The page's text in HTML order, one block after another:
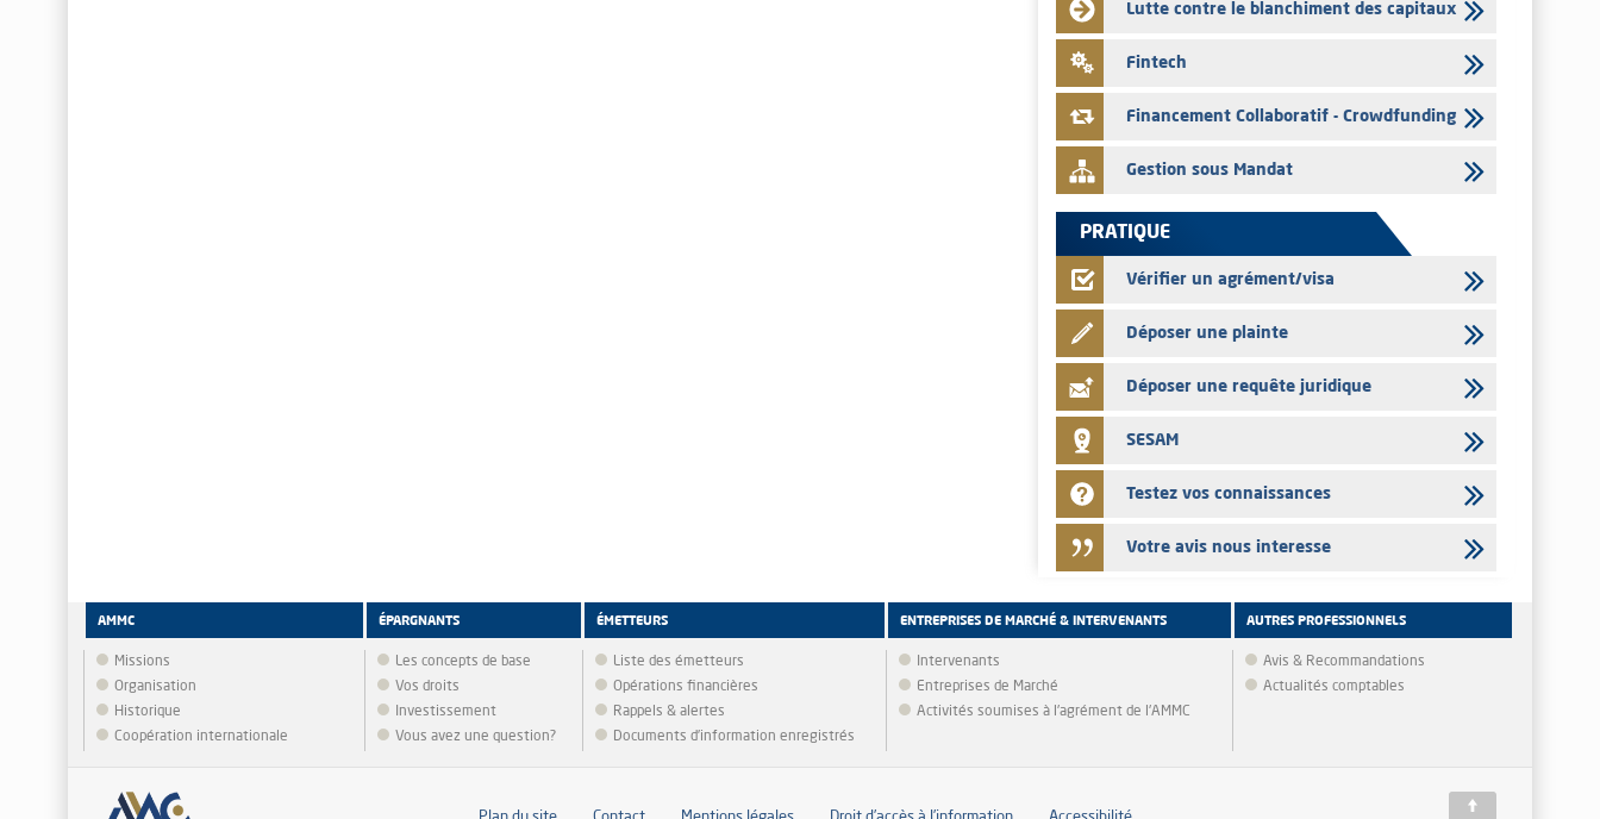
Liste des agréments et visas d'OPCVM accordés par l'AMMC
pour le mois de juillet 2026
L' AMMC publie les indicateurs mensuels du marché des
Lutte contre le blanchiment des capitaux
Fintech
Financement Collaboratif - Crowdfunding
Gestion sous Mandat
PRATIQUE
Vérifier un agrément/visa
Déposer une plainte
Déposer une requête juridique
SESAM
Testez vos connaissances
Votre avis nous interesse
AMMC
Missions
Organisation
Historique
Coopération internationale
ÉPARGNANTS
Les concepts de base
Vos droits
Investissement
Vous avez une question?
ÉMETTEURS
Liste des émetteurs
Opérations financières
Rappels & alertes
Documents d’information enregistrés
ENTREPRISES DE MARCHÉ & INTERVENANTS
Intervenants
Entreprises de Marché
Activités soumises à l'agrément de l'AMMC
AUTRES PROFESSIONNELS
Avis & Recommandations
Actualités comptables